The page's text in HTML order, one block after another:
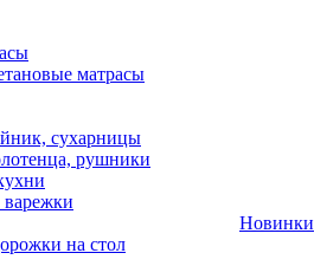
матрасы
сухарницы
рушники
на стол
Новинки